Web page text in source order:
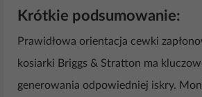
Krótkie podsumowanie:
Prawidłowa orientacja cewki
kosiarki Briggs & Stratton ma
generowania odpowiedniej iskry.